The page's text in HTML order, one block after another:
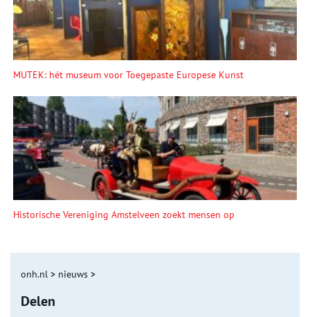
MUTEK: hét museum voor Toegepaste Europese Kunst
Historische Vereniging Amstelveen zoekt mensen op
onh.nl > nieuws >
Delen